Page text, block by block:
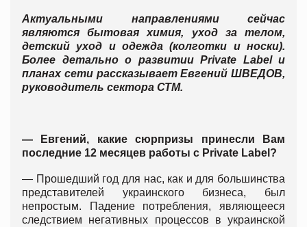
Актуальными направлениями сейчас
являются бытовая химия, уход за телом,
детский уход и одежда (колготки и носки).
Более детально о развитии Private Label и
планах сети рассказывает Евгений ШВЕДОВ,
руководитель сектора СТМ.
— Евгений, какие сюрпризы принесли Вам
последние 12 месяцев работы с Private Label?
— Прошедший год для нас, как и для большинства
представителей украинского бизнеса, был
непростым. Падение потребления, являющееся
следствием негативных процессов в украинской